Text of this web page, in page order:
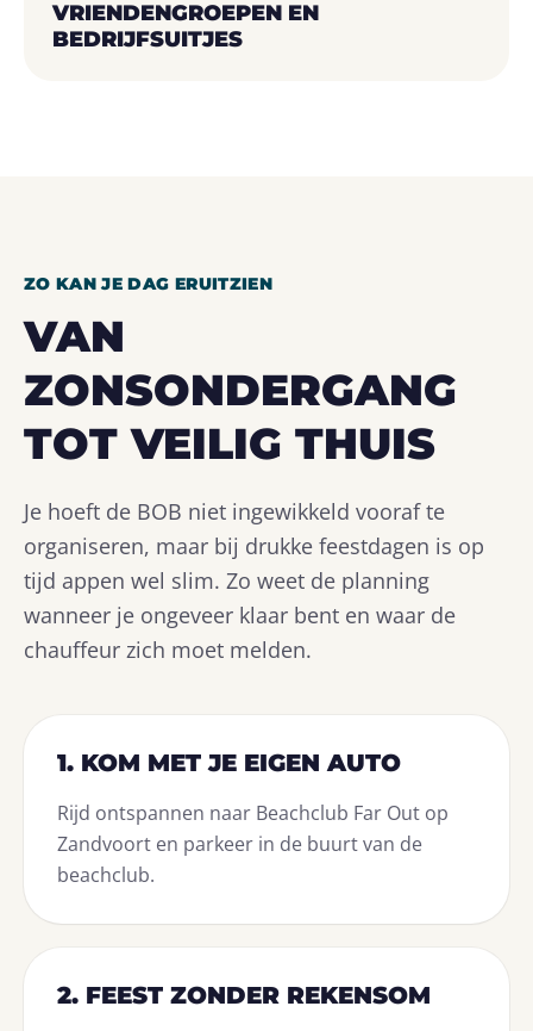
VRIENDENGROEPEN EN
BEDRIJFSUITJES
ZO KAN JE DAG ERUITZIEN
VAN
ZONSONDERGANG
TOT VEILIG THUIS
Je hoeft de BOB niet ingewikkeld vooraf te
organiseren, maar bij drukke feestdagen is op
tijd appen wel slim. Zo weet de planning
wanneer je ongeveer klaar bent en waar de
chauffeur zich moet melden.
1. KOM MET JE EIGEN AUTO
Rijd ontspannen naar Beachclub Far Out op
Zandvoort en parkeer in de buurt van de
beachclub.
2. FEEST ZONDER REKENSOM